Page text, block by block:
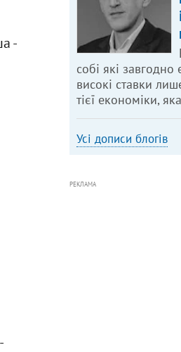
-
собі які
високі ставки
тієї економіки,
Усі дописи блогів
РЕКЛАМА